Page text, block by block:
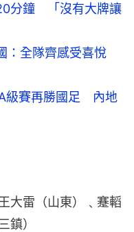
分鐘　「沒有大牌讓
：全隊齊感受喜悅
級賽再勝國足　內地
大雷（山東）﹑蹇轁
鎮）